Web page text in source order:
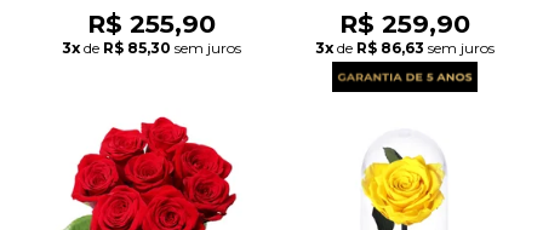
R$ 255,90
3x de R$ 85,30 sem juros
R$ 259,90
3x de R$ 86,63 sem juros